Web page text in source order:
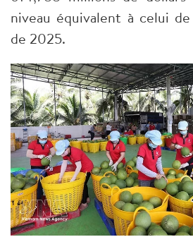
niveau équivalent à celui
de 2025.